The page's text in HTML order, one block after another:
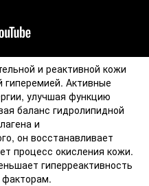
и реактивной кожи
гиперемией. Активные
улучшая функцию
баланс гидролипидной
и
он восстанавливает
процесс окисления кожи.
гиперреактивность
факторам.